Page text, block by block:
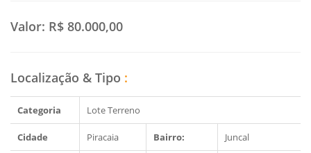
Valor: R$ 80.000,00
Localização & Tipo :
Categoria Lote Terreno
Cidade Piracaia Bairro: Juncal